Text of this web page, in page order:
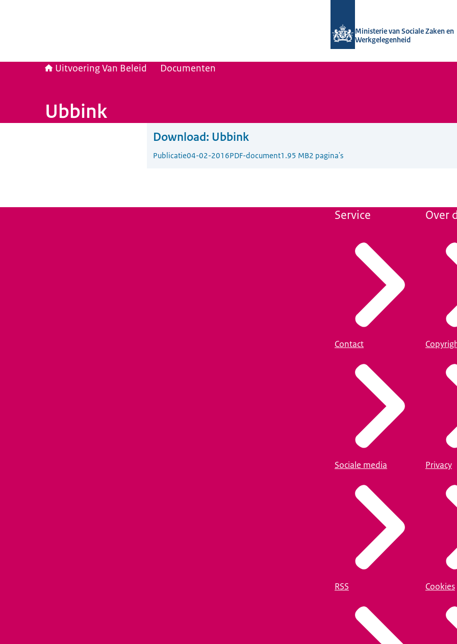
Ministerie van Sociale Zaken en
Werkgelegenheid
Uitvoering Van Beleid Documenten
Ubbink
Download: Ubbink
Publicatie04-02-2016PDF-document1.95 MB2 pagina's
Service
Contact
Sociale media
RSS
Over
Privacy
Cookies